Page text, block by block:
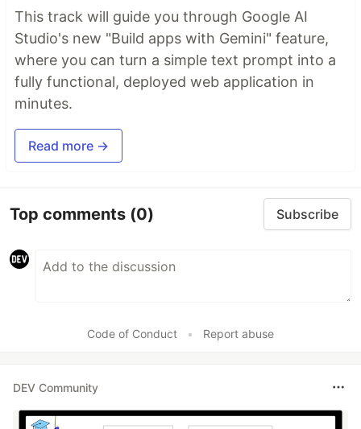
This track will guide you through Google AI
Studio's new "Build apps with Gemini" feature,
where you can turn a simple text prompt into a
fully functional, deployed web application in
minutes.
Read more →
Top comments (0) Subscribe
Code of Conduct • Report abuse
DEV Community